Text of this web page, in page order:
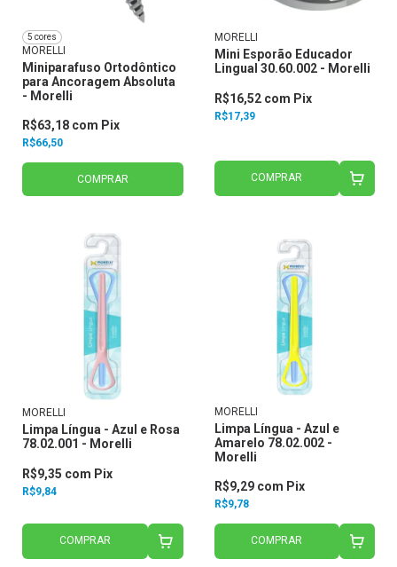
5 cores
MORELLI
Miniparafuso Ortodôntico
para Ancoragem Absoluta
- Morelli
R$66,50
R$63,18 com Pix
COMPRAR
MORELLI
Mini Esporão Educador
Lingual 30.60.002 - Morelli
R$17,39
R$16,52 com Pix
COMPRAR
MORELLI
Limpa Língua - Azul e Rosa
78.02.001 - Morelli
R$9,84
R$9,35 com Pix
COMPRAR
MORELLI
Limpa Língua - Azul e
Amarelo 78.02.002 -
Morelli
R$9,78
R$9,29 com Pix
COMPRAR